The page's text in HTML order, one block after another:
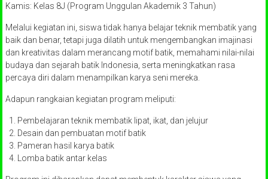
Kamis: Kelas 8J (Program Unggulan Akademik 3 Tahun)
Melalui kegiatan ini, siswa tidak hanya belajar teknik membatik yang
baik dan benar, tetapi juga dilatih untuk mengembangkan imajinasi
dan kreativitas dalam merancang motif batik, memahami nilai-nilai
budaya dan sejarah batik Indonesia, serta meningkatkan rasa
percaya diri dalam menampilkan karya seni mereka.
Adapun rangkaian kegiatan program meliputi:
Pembelajaran teknik membatik lipat, ikat, dan jelujur
Desain dan pembuatan motif batik
Pameran hasil karya batik
Lomba batik antar kelas